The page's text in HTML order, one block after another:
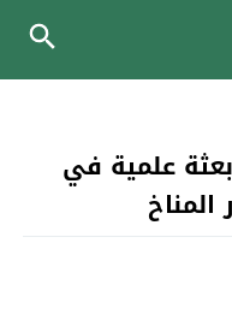
بعثة علمية في